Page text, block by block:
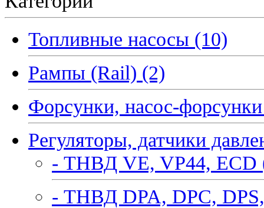
Топливные насосы (10)
Рампы (Rail) (2)
Форсунки, насос-
Регуляторы, датчики
- ТНВД VE, VP44, ECD
- ТНВД DPA, DPC,